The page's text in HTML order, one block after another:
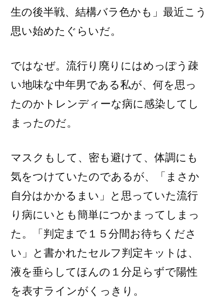
生の後半戦、結構バラ色かも」最近こう
思い始めたぐらいだ。
ではなぜ。流行り廃りにはめっぽう疎
い地味な中年男である私が、何を思っ
たのかトレンディーな病に感染してし
まったのだ。
マスクもして、密も避けて、体調にも
気をつけていたのであるが、「まさか
自分はかかるまい」と思っていた流行
り病にいとも簡単につかまってしまっ
た。「判定まで１５分間お待ちくださ
い」と書かれたセルフ判定キットは、
液を垂らしてほんの１分足らずで陽性
を表すラインがくっきり。